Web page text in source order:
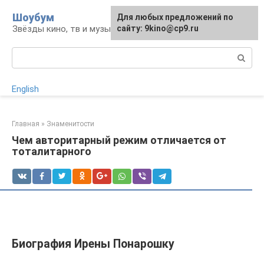
контенту
Шоубум
Звёзды кино, тв и музыки
English
Главная » Знаменитости
Чем авторитарный режим отличается от
тоталитарного
Биография Ирены Понарошку
Для любых предложений по
сайту: 9kino@cp9.ru